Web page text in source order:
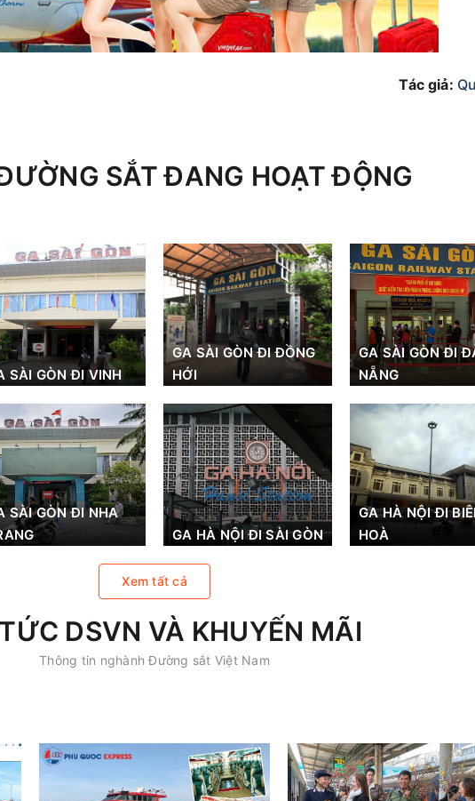
Tác giả:
SẮT ĐANG HOẠT ĐỘNG
SÀI GÒN ĐI VINH
GA SÀI GÒN ĐI ĐỒNG
HỚI
GA SÀI GÒN ĐI
NẴNG
SÀI GÒN ĐI NHA
GA HÀ NỘI ĐI SÀI GÒN
GA HÀ NỘI ĐI
HOÀ
Xem tất cả
DSVN VÀ KHUYẾN MÃI
Thông tin nghành Đường sắt Việt Nam